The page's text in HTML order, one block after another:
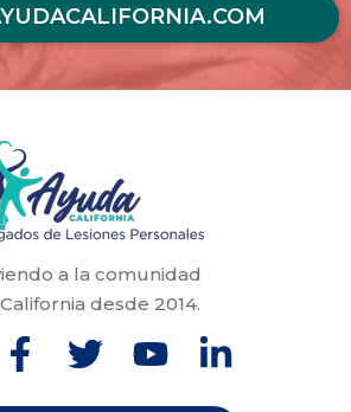
a la comunidad
desde 2014.